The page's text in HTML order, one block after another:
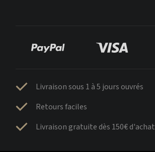
Livraison sous 1 à 5 jours ouvrés
Retours faciles
Livraison gratuite dès 150€ d'achat